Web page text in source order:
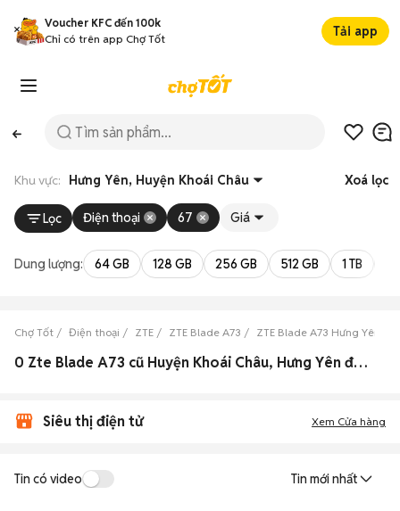
Voucher KFC đến 100k
Chỉ có trên app Chợ Tốt
Tải app
Khu vực: Hưng Yên, Huyện Khoái Châu Xoá lọc
Lọc Điện thoại 67 Giá
Dung lượng: 64 GB 128 GB 256 GB 512 GB 1 TB
Chợ Tốt Điện thoại ZTE ZTE Blade A73 ZTE Blade A73 Hưng Yên
0 Zte Blade A73 cũ Huyện Khoái Châu, Hưng Yên đẹp
Siêu thị điện tử Xem Cửa hàng
Tin có video Tin mới nhất